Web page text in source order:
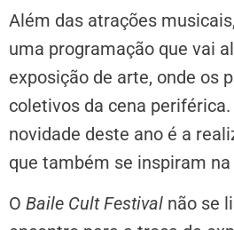
Além das atrações
uma programação que vai
exposição de arte, onde os
coletivos da cena
novidade deste ano é a
que também se inspiram
O Baile Cult Festival não se